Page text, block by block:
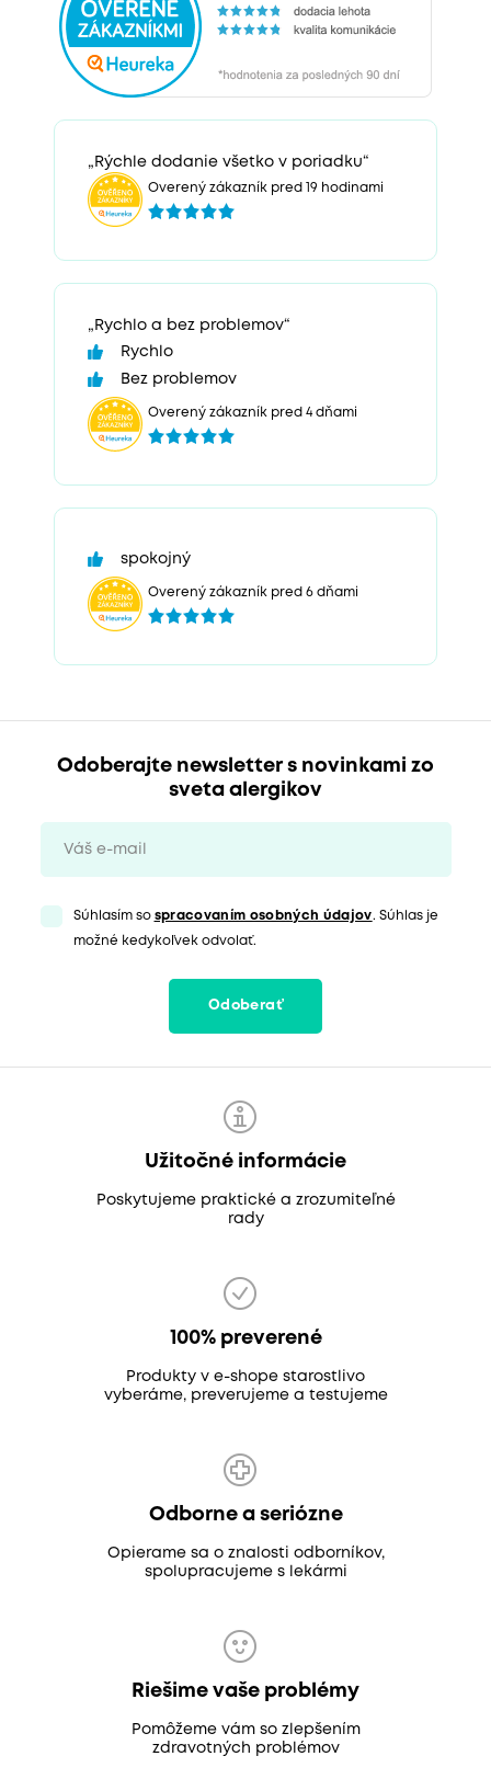
„Rýchle dodanie všetko v poriadku“
Overený zákazník pred 19 hodinami
„Rychlo a bez problemov“
Rychlo
Bez problemov
Overený zákazník pred 4 dňami
spokojný
Overený zákazník pred 6 dňami
Odoberajte newsletter s novinkami zo
sveta alergikov
Súhlasím so spracovaním osobných údajov. Súhlas je
možné kedykoľvek odvolať.
Odoberať
Užitočné informácie
Poskytujeme praktické a zrozumiteľné
rady
100% preverené
Produkty v e-shope starostlivo
vyberáme, preverujeme a testujeme
Odborne a seriózne
Opierame sa o znalosti odborníkov,
spolupracujeme s lekármi
Riešime vaše problémy
Pomôžeme vám so zlepšením
zdravotných problémov